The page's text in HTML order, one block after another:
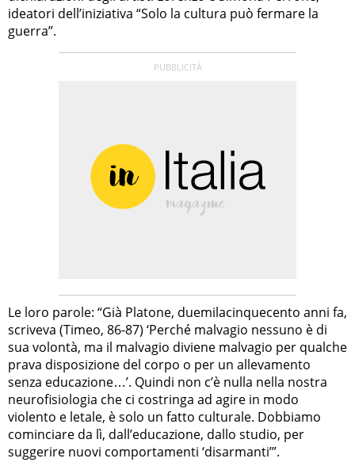
ideatori dell’iniziativa “Solo la cultura può fermare la
guerra”.
Le loro parole: “Già Platone, duemilacinquecento anni fa,
scriveva (Timeo, 86-87) ‘Perché malvagio nessuno è di
sua volontà, ma il malvagio diviene malvagio per qualche
prava disposizione del corpo o per un allevamento
senza educazione…’. Quindi non c’è nulla nella nostra
neurofisiologia che ci costringa ad agire in modo
violento e letale, è solo un fatto culturale. Dobbiamo
cominciare da lì, dall’educazione, dallo studio, per
suggerire nuovi comportamenti ‘disarmanti’”.